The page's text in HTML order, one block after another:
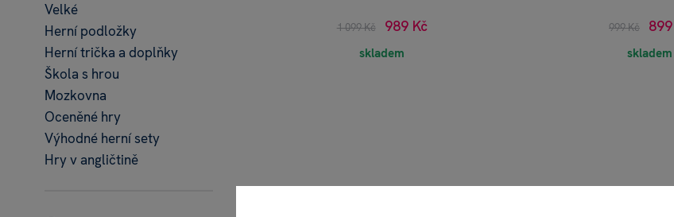
Velké
Herní podložky
Herní trička a doplňky
Škola s hrou
Mozkovna
Oceněné hry
Výhodné herní sety
Hry v angličtině
1 099 Kč 989 Kč
skladem
999 Kč
skladem